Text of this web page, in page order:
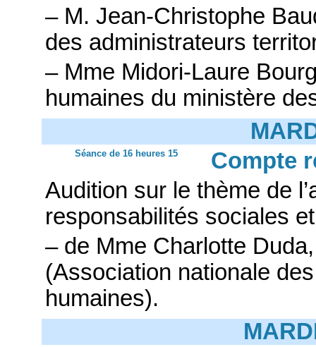
– M. Jean-Christophe
des administrateurs
– Mme Midori-Laure
humaines du ministère
Séance de 16 heures 15
Compte
Audition sur le thème de
responsabilités sociales
– de Mme Charlotte
(Association nationale
humaines).